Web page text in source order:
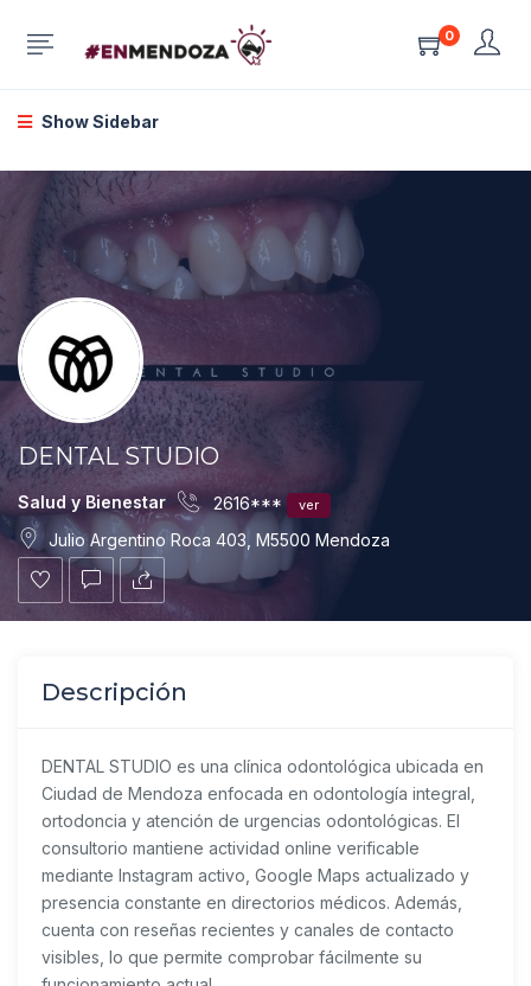
0
Show Sidebar
DENTAL STUDIO
Salud y Bienestar 2616*** ver
Julio Argentino Roca 403, M5500 Mendoza
Descripción
DENTAL STUDIO es una clínica odontológica ubicada en
Ciudad de Mendoza enfocada en odontología integral,
ortodoncia y atención de urgencias odontológicas. El
consultorio mantiene actividad online verificable
mediante Instagram activo, Google Maps actualizado y
presencia constante en directorios médicos. Además,
cuenta con reseñas recientes y canales de contacto
visibles, lo que permite comprobar fácilmente su